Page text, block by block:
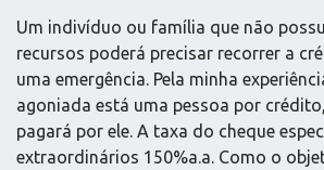
Um indivíduo ou família que não
recursos poderá precisar recorrer a
uma emergência. Pela minha
agoniada está uma pessoa por
pagará por ele. A taxa do cheque
extraordinários 150%a.a. Como o